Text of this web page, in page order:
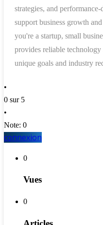
strategies, and
support business growth
you're a startup, small
provides reliable
unique goals and industry
•
0 sur 5
•
Note: 0
connexion
0
Vues
0